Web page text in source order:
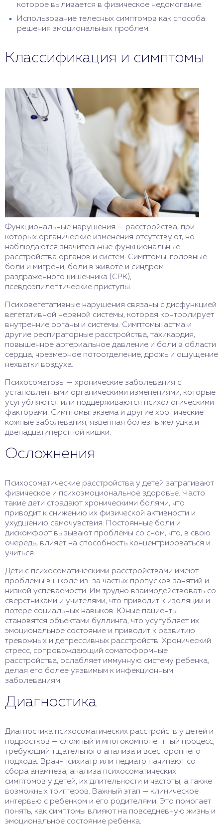
которое выливается в физическое недомогание.
Использование телесных симптомов как способа
решения эмоциональных проблем.
Классификация и симптомы
Функциональные нарушения — расстройства, при
которых органические изменения отсутствуют, но
наблюдаются значительные функциональные
расстройства органов и систем. Симптомы: головные
боли и мигрени, боли в животе и синдром
раздраженного кишечника (СРК),
псевдоэпилептические приступы.
Психовегетативные нарушения связаны с дисфункцией
вегетативной нервной системы, которая контролирует
внутренние органы и системы. Симптомы: астма и
другие респираторные расстройства, тахикардия,
повышенное артериальное давление и боли в области
сердца, чрезмерное потоотделение, дрожь и ощущение
нехватки воздуха.
Психосоматозы — хронические заболевания с
установленными органическими изменениями, которые
усугубляются или поддерживаются психологическими
факторами. Симптомы: экзема и другие хронические
кожные заболевания, язвенная болезнь желудка и
двенадцатиперстной кишки.
Осложнения
Психосоматические расстройства у детей затрагивают
физическое и психоэмоциональное здоровье. Часто
такие дети страдают хроническими болями, что
приводит к снижению их физической активности и
ухудшению самочувствия. Постоянные боли и
дискомфорт вызывают проблемы со сном, что, в свою
очередь, влияет на способность концентрироваться и
учиться.
Дети с психосоматическими расстройствами имеют
проблемы в школе из-за частых пропусков занятий и
низкой успеваемости. Им трудно взаимодействовать со
сверстниками и учителями, что приводит к изоляции и
потере социальных навыков. Юные пациенты
становятся объектами буллинга, что усугубляет их
эмоциональное состояние и приводит к развитию
тревожных и депрессивных расстройств. Хронический
стресс, сопровождающий соматоформные
расстройства, ослабляет иммунную систему ребенка,
делая его более уязвимым к инфекционным
заболеваниям.
Диагностика
Диагностика психосоматических расстройств у детей и
подростков — сложный и многокомпонентный процесс,
требующий тщательного анализа и всестороннего
подхода. Врач-психиатр или педиатр начинают со
сбора анамнеза, анализа психосоматических
симптомов у детей, их длительности и частоты, а также
возможных триггеров. Важный этап — клиническое
интервью с ребенком и его родителями. Это помогает
понять, как симптомы влияют на повседневную жизнь и
эмоциональное состояние ребенка.